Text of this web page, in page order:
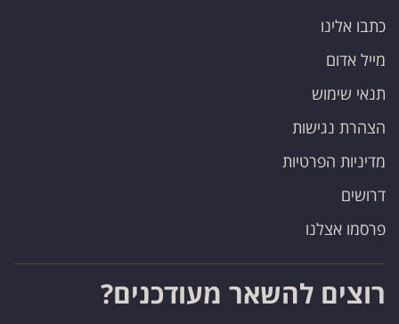
כתבו אלינו
מייל אדום
תנאי שימוש
הצהרת נגישות
מדיניות הפרטיות
דרושים
פרסמו אצלנו
רוצים להשאר מעודכנים?